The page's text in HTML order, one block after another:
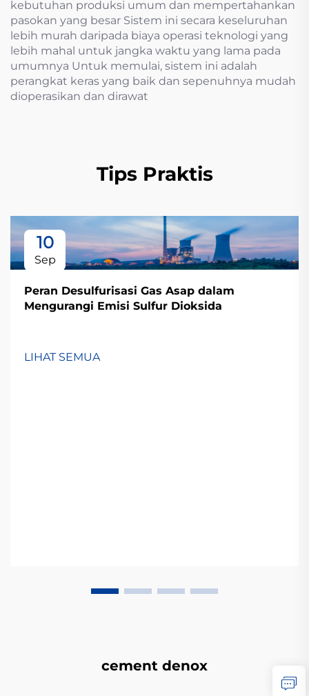
kebutuhan produksi umum dan mempertahankan
pasokan yang besar Sistem ini secara keseluruhan
lebih murah daripada biaya operasi teknologi yang
lebih mahal untuk jangka waktu yang lama pada
umumnya Untuk memulai, sistem ini adalah
perangkat keras yang baik dan sepenuhnya mudah
dioperasikan dan dirawat
Tips Praktis
10
Sep
Peran Desulfurisasi Gas Asap dalam
Mengurangi Emisi Sulfur Dioksida
LIHAT SEMUA
cement denox